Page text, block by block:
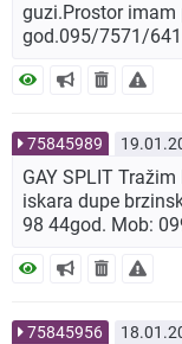
guzi.Prostor
god.095/7571/641
75845989
GAY SPLIT
iskara dupe
98 44god. Mob:
75845956